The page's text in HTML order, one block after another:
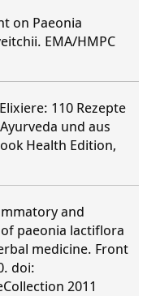
on Paeonia
EMA/HMPC
110 Rezepte
und aus
Health Edition,
and
paeonia lactiflora
medicine. Front
doi:
2011